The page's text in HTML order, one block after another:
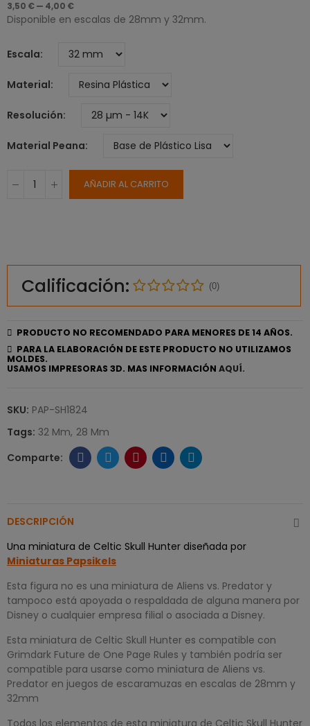
3,50 € — 4,00 €
Disponible en escalas de 28mm y 32mm.
Escala
Material
Resolución
Material Peana
AÑADIR AL CARRITO
Calificación: (0)
PRODUCTO NO RECOMENDADO PARA MENORES DE 14 AÑOS.
PARA LA ELABORACIÓN DE ESTE PRODUCTO NO UTILIZAMOS
MOLDES.
USAMOS IMPRESORAS 3D. MAS INFORMACIÓN AQUÍ.
SKU: PAP-SH1824
Tags: 32 Mm 28 Mm
DESCRIPCIÓN
Una miniatura de Celtic Skull Hunter diseñada por
Miniaturas Papsikels
Esta figura no es una miniatura de Aliens vs. Predator y
tampoco está apoyada o respaldada de alguna manera por
Disney o cualquier empresa filial o asociada a Disney.
Esta miniatura de Celtic Skull Hunter es compatible con
Grimdark Future de One Page Rules y también podría ser
compatible para usarse como miniatura de Aliens vs.
Predator en juegos de escaramuzas en escalas de 28mm y
32mm